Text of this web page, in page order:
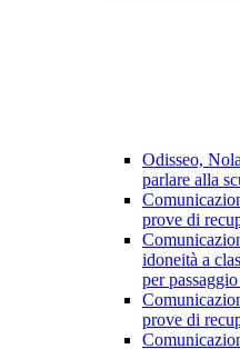
Odisseo,
parlare alla
prove di
idoneità a
per
prove di